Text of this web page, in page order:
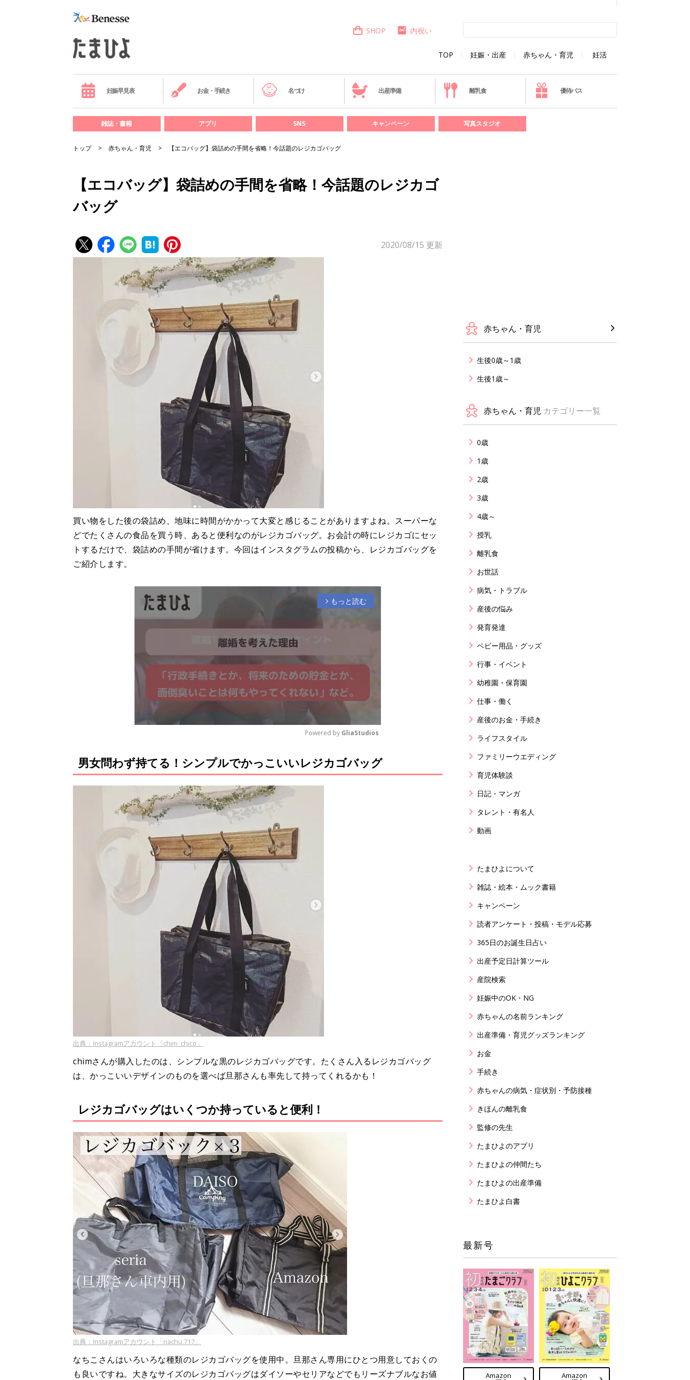
TOP 妊娠・出産 赤ちゃん・育児 妊活
SHOP 内祝い
妊娠早見表 お金・手続き 名づけ 出産準備 離乳食 優待パス
雑誌・書籍 アプリ SNS キャンペーン 写真スタジオ
トップ 赤ちゃん・育児 【エコバッグ】袋詰めの手間を省略！今話題のレジカゴバッグ
【エコバッグ】袋詰めの手間を省略！今話題のレジカゴ
バッグ
2020/08/15 更新
買い物をした後の袋詰め、地味に時間がかかって大変と感じることがありますよね。スーパーな
どでたくさんの食品を買う時、あると便利なのがレジカゴバッグ。お会計の時にレジカゴにセッ
トするだけで、袋詰めの手間が省けます。今回はインスタグラムの投稿から、レジカゴバッグを
ご紹介します。
arrow_forward_ios もっと読む
M
u
Powered by GliaStudios
男女問わず持てる！シンプルでかっこいいレジカゴバッグ
出典：Instagramアカウント「chim_chico」
chimさんが購入したのは、シンプルな黒のレジカゴバッグです。たくさん入るレジカゴバッグ
は、かっこいいデザインのものを選べば旦那さんも率先して持ってくれるかも！
レジカゴバッグはいくつか持っていると便利！
出典：Instagramアカウント「nachu.717」
なちこさんはいろいろな種類のレジカゴバッグを使用中。旦那さん専用にひとつ用意しておくの
も良いですね。大きなサイズのレジカゴバッグはダイソーやセリアなどでもリーズナブルなお値
赤ちゃん・育児
生後0歳～1歳
生後1歳～
赤ちゃん・育児 カテゴリー一覧
0歳
1歳
2歳
3歳
4歳～
授乳
離乳食
お世話
病気・トラブル
産後の悩み
発育発達
ベビー用品・グッズ
行事・イベント
幼稚園・保育園
仕事・働く
産後のお金・手続き
ライフスタイル
ファミリーウエディング
育児体験談
日記・マンガ
タレント・有名人
動画
たまひよについて
雑誌・絵本・ムック書籍
キャンペーン
読者アンケート・投稿・モデル応募
365日のお誕生日占い
出産予定日計算ツール
産院検索
妊娠中のOK・NG
赤ちゃんの名前ランキング
出産準備・育児グッズランキング
お金
手続き
赤ちゃんの病気・症状別・予防接種
きほんの離乳食
監修の先生
たまひよのアプリ
たまひよの仲間たち
たまひよの出産準備
たまひよ白書
最新号
Amazon Amazon